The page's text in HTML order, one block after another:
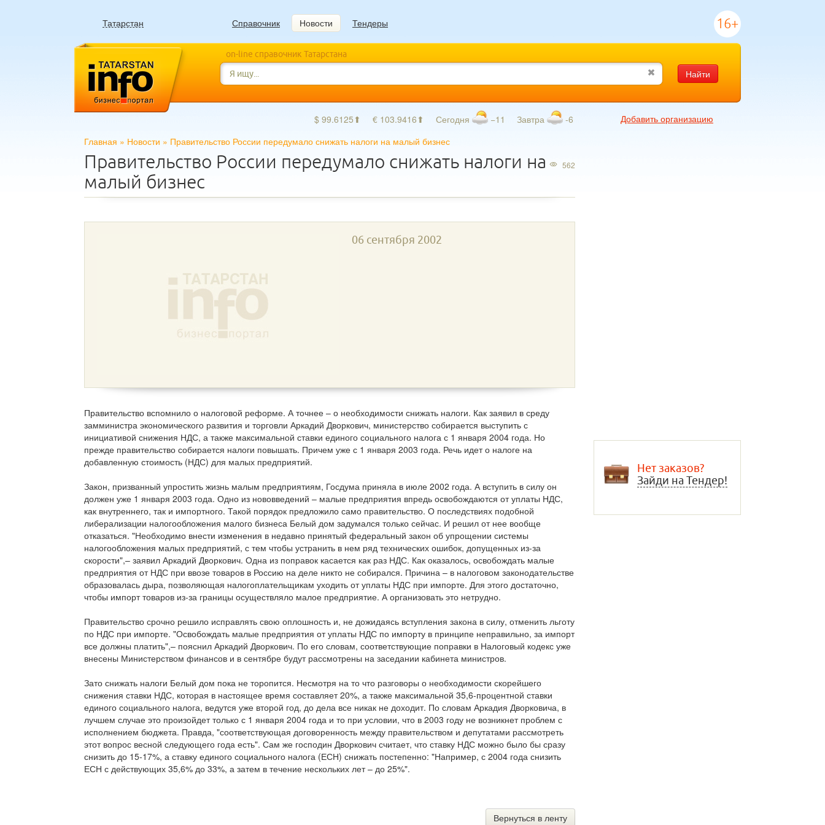
Татарстан Справочник Новости Тендеры 16+
on-line справочник Татарстана
Найти
$ 99.6125⬆ € 103.9416⬆ Сегодня −11 Завтра -6
Добавить организацию
Главная » Новости » Правительство России передумало снижать налоги на малый бизнес
562
Правительство России передумало снижать налоги на
малый бизнес
06 сентября 2002
Правительство вспомнило о налоговой реформе. А точнее – о необходимости снижать налоги. Как заявил в среду
замминистра экономического развития и торговли Аркадий Дворкович, министерство собирается выступить с
инициативой снижения НДС, а также максимальной ставки единого социального налога с 1 января 2004 года. Но
прежде правительство собирается налоги повышать. Причем уже с 1 января 2003 года. Речь идет о налоге на
добавленную стоимость (НДС) для малых предприятий.
Закон, призванный упростить жизнь малым предприятиям, Госдума приняла в июле 2002 года. А вступить в силу он
должен уже 1 января 2003 года. Одно из нововведений – малые предприятия впредь освобождаются от уплаты НДС,
как внутреннего, так и импортного. Такой порядок предложило само правительство. О последствиях подобной
либерализации налогообложения малого бизнеса Белый дом задумался только сейчас. И решил от нее вообще
отказаться. "Необходимо внести изменения в недавно принятый федеральный закон об упрощении системы
налогообложения малых предприятий, с тем чтобы устранить в нем ряд технических ошибок, допущенных из-за
скорости",– заявил Аркадий Дворкович. Одна из поправок касается как раз НДС. Как оказалось, освобождать малые
предприятия от НДС при ввозе товаров в Россию на деле никто не собирался. Причина – в налоговом законодательстве
образовалась дыра, позволяющая налогоплательщикам уходить от уплаты НДС при импорте. Для этого достаточно,
чтобы импорт товаров из-за границы осуществляло малое предприятие. А организовать это нетрудно.
Правительство срочно решило исправлять свою оплошность и, не дожидаясь вступления закона в силу, отменить льготу
по НДС при импорте. "Освобождать малые предприятия от уплаты НДС по импорту в принципе неправильно, за импорт
все должны платить",– пояснил Аркадий Дворкович. По его словам, соответствующие поправки в Налоговый кодекс уже
внесены Министерством финансов и в сентябре будут рассмотрены на заседании кабинета министров.
Зато снижать налоги Белый дом пока не торопится. Несмотря на то что разговоры о необходимости скорейшего
снижения ставки НДС, которая в настоящее время составляет 20%, а также максимальной 35,6-процентной ставки
единого социального налога, ведутся уже второй год, до дела все никак не доходит. По словам Аркадия Дворковича, в
лучшем случае это произойдет только с 1 января 2004 года и то при условии, что в 2003 году не возникнет проблем с
исполнением бюджета. Правда, "соответствующая договоренность между правительством и депутатами рассмотреть
этот вопрос весной следующего года есть". Сам же господин Дворкович считает, что ставку НДС можно было бы сразу
снизить до 15-17%, а ставку единого социального налога (ЕСН) снижать постепенно: "Например, с 2004 года снизить
ЕСН с действующих 35,6% до 33%, а затем в течение нескольких лет – до 25%".
Вернуться в ленту
Нет заказов?
Зайди на Тендер!